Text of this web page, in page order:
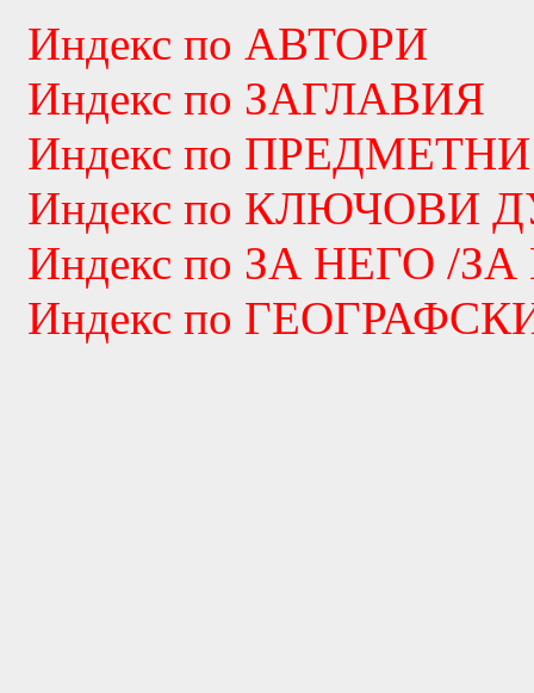
Индекс по АВТОРИ
Индекс по ЗАГЛАВИЯ
Индекс по
Индекс по КЛЮЧОВИ
Индекс по ЗА НЕГО /
Индекс по